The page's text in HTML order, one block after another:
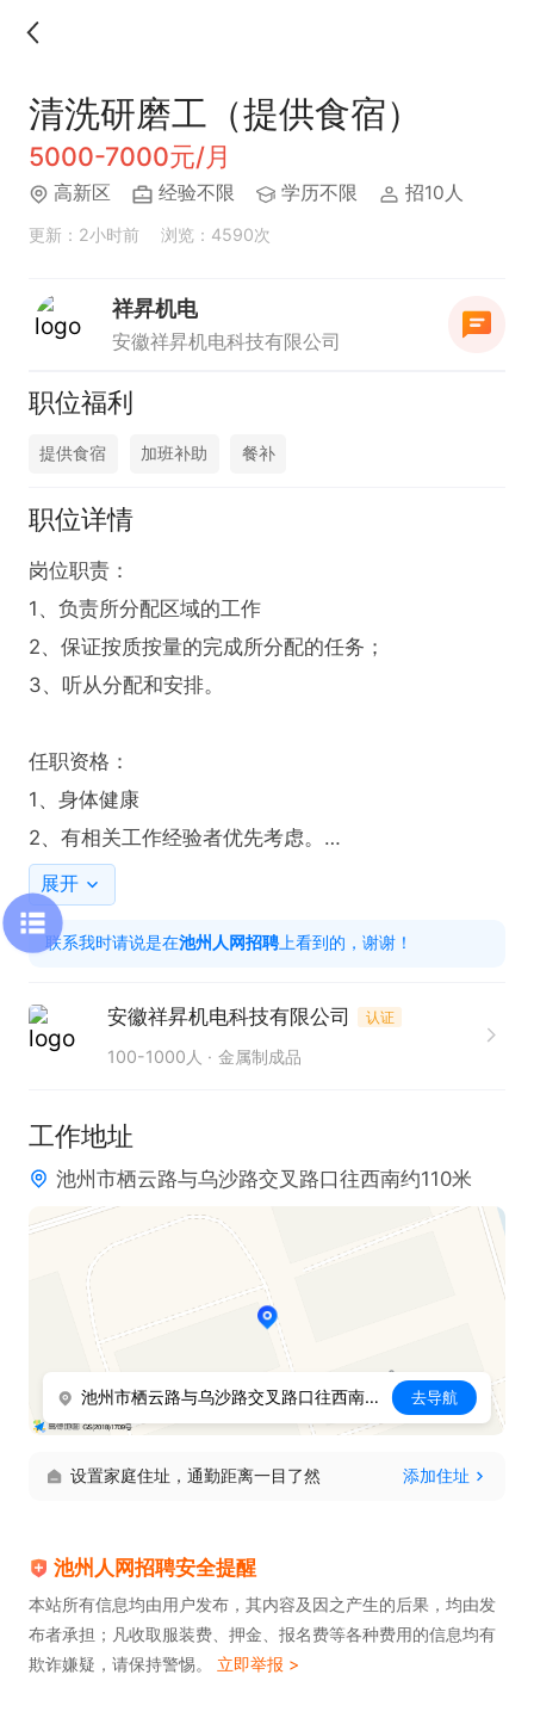
清洗研磨工（提供食宿）
5000-7000元/月
高新区 经验不限 学历不限 招10人
更新：2小时前 浏览：4590次
祥昇机电
安徽祥昇机电科技有限公司
职位福利
提供食宿 加班补助 餐补
职位详情
岗位职责：
1、负责所分配区域的工作
2、保证按质按量的完成所分配的任务；
3、听从分配和安排。
任职资格：
1、身体健康
2、有相关工作经验者优先考虑。
3、能适应两班倒。
展开
联系我时请说是在池州人网招聘上看到的，谢谢！
安徽祥昇机电科技有限公司 认证
100-1000人 金属制成品
工作地址
池州市栖云路与乌沙路交叉路口往西南约110米
池州市栖云路与乌沙路交叉路口往西南约110米 去导航
设置家庭住址，通勤距离一目了然 添加住址
池州人网招聘安全提醒
本站所有信息均由用户发布，其内容及因之产生的后果，均由发
布者承担；凡收取服装费、押金、报名费等各种费用的信息均有
欺诈嫌疑，请保持警惕。 立即举报 >